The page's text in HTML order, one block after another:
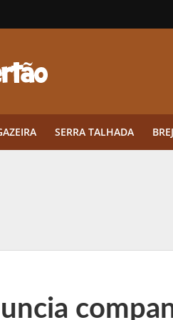
SERRA TALHADA
lança torneio semanal “Mestres das